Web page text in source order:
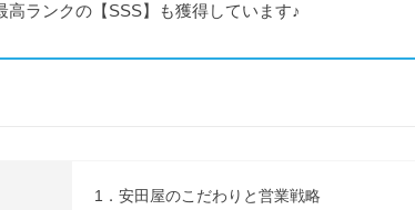
高ランクの【SSS】も獲得しています♪
1．安田屋のこだわりと営業戦略